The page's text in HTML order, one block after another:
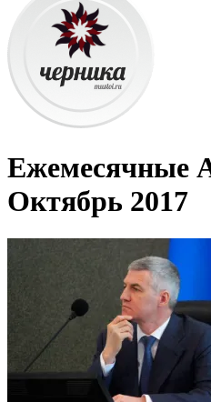
Ежемесячные
Октябрь 2017